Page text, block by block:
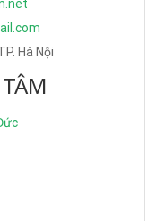
Hà Nội